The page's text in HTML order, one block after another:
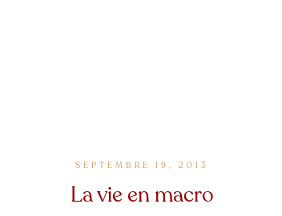
SEPTEMBRE 19, 2013
La vie en macro